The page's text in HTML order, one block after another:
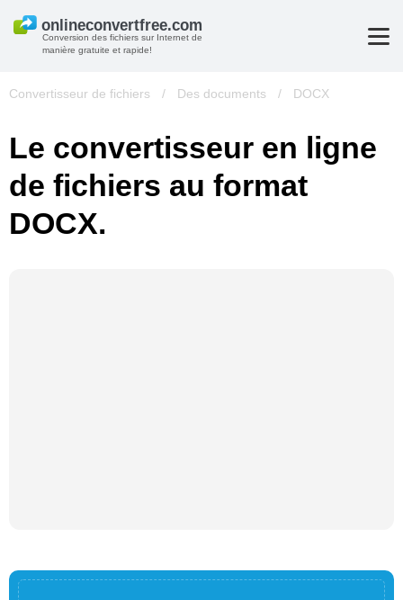
Conversion des fichiers sur Internet de
manière gratuite et rapide!
Convertisseur de fichiers / Des documents / DOCX
Le convertisseur en ligne
de fichiers au format
DOCX.